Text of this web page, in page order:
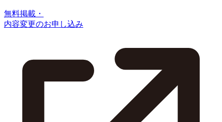
無料掲載・
内容変更のお申し込み